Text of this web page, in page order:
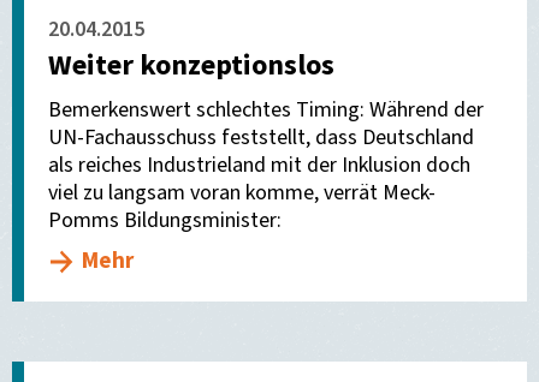
20.04.2015
Weiter konzeptionslos
Bemerkenswert schlechtes Timing: Während der
UN-Fachausschuss feststellt, dass Deutschland
als reiches Industrieland mit der Inklusion doch
viel zu langsam voran komme, verrät Meck-
Pomms Bildungsminister:
Mehr